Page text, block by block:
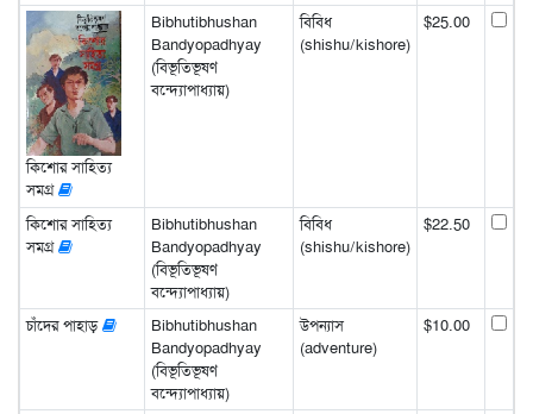
কিশোর সাহিত্য
সমগ্র
Bibhutibhushan
Bandyopadhyay
(বিভূতিভূষণ
বন্দ্যোপাধ্যায়)
বিবিধ
(shishu/kishore)
$25.00
কিশোর সাহিত্য
সমগ্র
Bibhutibhushan
Bandyopadhyay
(বিভূতিভূষণ
বন্দ্যোপাধ্যায়)
বিবিধ
(shishu/kishore)
$22.50
চাঁদের পাহাড়
Bibhutibhushan
Bandyopadhyay
(বিভূতিভূষণ
বন্দ্যোপাধ্যায়)
উপন্যাস
(adventure)
$10.00